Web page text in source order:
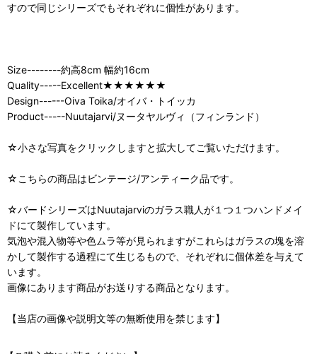
すので同じシリーズでもそれぞれに個性があります。
Size--------約高8cm 幅約16cm
Quality-----Excellent★★★★★★
Design------Oiva Toika/オイバ・トイッカ
Product-----Nuutajarvi/ヌータヤルヴィ（フィンランド）
☆小さな写真をクリックしますと拡大してご覧いただけます。
☆こちらの商品はビンテージ/アンティーク品です。
☆バードシリーズはNuutajarviのガラス職人が１つ１つハンドメイ
ドにて製作しています。
気泡や混入物等や色ムラ等が見られますがこれらはガラスの塊を溶
かして製作する過程にて生じるもので、それぞれに個体差を与えて
います。
画像にあります商品がお送りする商品となります。
【当店の画像や説明文等の無断使用を禁じます】